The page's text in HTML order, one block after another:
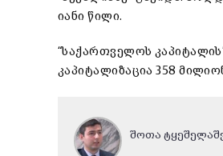
იანი წილი.
“საქართველოს
კაპიტალიზაცია 358
შოთა